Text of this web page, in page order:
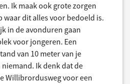
Ik maak ook grote zorgen
waar dit alles voor bedoeld is.
in de avonduren gaan
voor jongeren. Een
van 10 meter van je
Ik denk dat de
Willibrordusweg voor een